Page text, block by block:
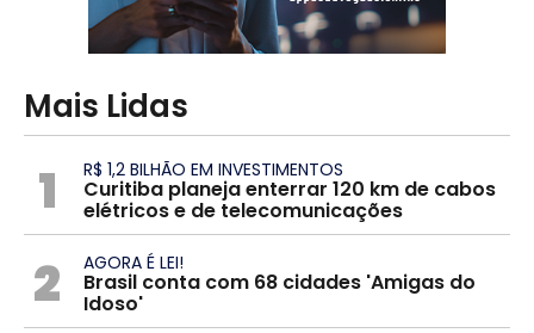
Mais Lidas
1 R$ 1,2 BILHÃO EM INVESTIMENTOS
Curitiba planeja enterrar 120 km de cabos
elétricos e de telecomunicações
2 AGORA É LEI!
Brasil conta com 68 cidades 'Amigas do
Idoso'